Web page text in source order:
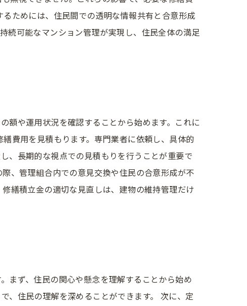
ためには、住民間での透明な情報共有と合意形成
続可能なマンション管理が実現し、住民全体の満足
額や運用状況を確認することから始めます。これに
費用を見積もります。専門業者に依頼し、具体的
、長期的な視点での見積もりを行うことが重要で
、管理組合内での意見交換や住民の合意形成が不
繕積立金の適切な見直しは、建物の維持管理だけ
まず、住民の関心や懸念を理解することから始め
、住民の理解を深めることができます。 次に、定